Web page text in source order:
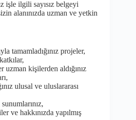
işle ilgili sayısız belgeyi
alanınızda uzman ve yetkin
tamamladığınız projeler,
uzman kişilerden aldığınız
ulusal ve uluslararası
ve hakkınızda yapılmış